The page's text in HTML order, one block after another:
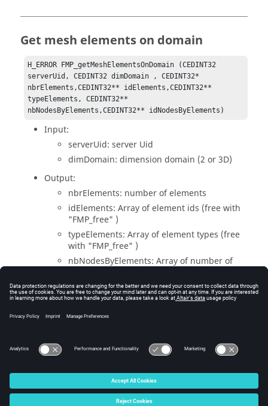
Get mesh elements on domain
H_ERROR FMP_getMeshElementsOnDomain (CEDINT32
serverUid, CEDINT32 dimDomain , CEDINT32*
nbrElements,CEDINT32** idElements,CEDINT32**
typeElements, CEDINT32**
nbNodesByElements,CEDINT32** idNodesByElements)
Input:
serverUid: server Uid
dimDomain: dimension domain (2 or 3D)
Output:
nbrElements: number of elements
idElements: Array of element ids (free with
"FMP_free" )
typeElements: Array of element types (free
with "FMP_free" )
nbNodesByElements: Array of number of
idNodesByElements: Array of id of nodes by
elements (free with "FMP_free" )
Return:
© 2025 Altair Engineering, Inc. All Rights Reserved.
Intellectual Property Rights Notice|Technical Support